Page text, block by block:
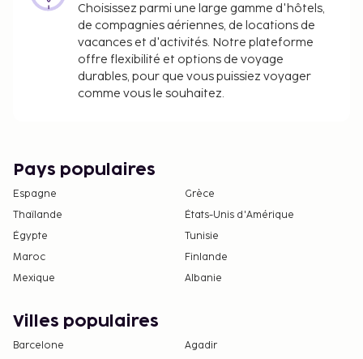
Conformément aux réglementations
nationales, les transactions en espèces
effectuées dans cet hébergement ne peuvent
pas dépasser 5000 EUR. Pour plus
d'informations, veuillez contacter
appareil mobile.
Choisissez parmi une large gamme d'hôtels,
de compagnies aériennes, de locations de
vacances et d'activités. Notre plateforme
offre flexibilité et options de voyage
durables, pour que vous puissiez voyager
comme vous le souhaitez.
Pays populaires
Espagne
Grèce
Thaïlande
États-Unis d'Amérique
Égypte
Tunisie
Maroc
Finlande
Mexique
Albanie
Villes populaires
Barcelone
Agadir